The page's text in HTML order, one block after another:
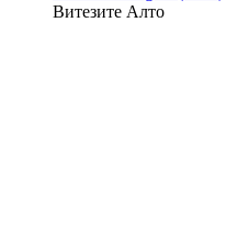
Витезите Алто